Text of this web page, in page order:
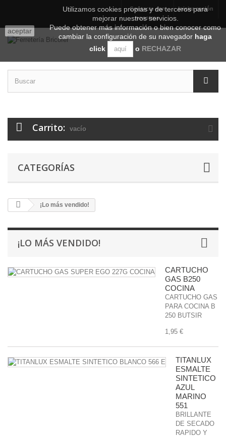
Iniciar sesión
Contacte con
nosotros
Carrito: vacío
CATEGORÍAS
¡Lo más vendido!
¡LO MÁS VENDIDO!
CARTUCHO
GAS B250
COCINA
CARTUCHO GAS
PARA COCINA B
250 BUTSIR
1,95 €
TITANLUX
ESMALTE
SINTETICO
AZUL
MARINO
551
BRILLANTE
DE SECADO
RAPIDO Y
aceptar
Utilizamos cookies propias y de terceros para
mejorar nuestros servicios.
Puede obtener más información o bien conocer como
cambiar la configuración de su navegador haga
click
aquí o RECHAZAR